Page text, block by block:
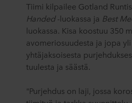
Tiimi kilpailee Gotland
Handed-luokassa ja Best
luokassa. Kisa koostuu 350
avomeriosuudesta ja jopa
yhtäjaksoisesta
tuulesta ja säästä.
"Purjehdus on laji, jossa